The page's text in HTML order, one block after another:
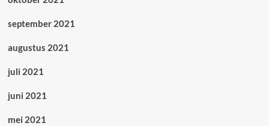
september 2021
augustus 2021
juli 2021
juni 2021
mei 2021